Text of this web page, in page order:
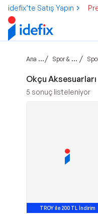
idefix’te Satış Yapın
Ana sayfa/ Spor & Outdoor / Spor
Okçu Aksesuarları
5 sonuç listeleniyor
TROY ile 200 TL İndirim